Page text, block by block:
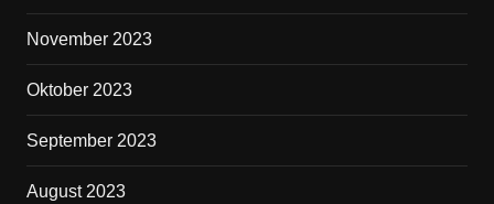
November 2023
Oktober 2023
September 2023
August 2023